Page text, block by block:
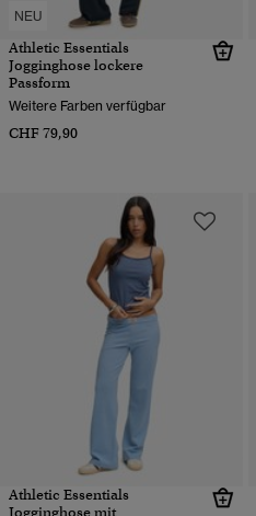
NEU
Athletic Essentials
Jogginghose lockere
Passform
Weitere Farben verfügbar
CHF 79,90
Athletic Essentials